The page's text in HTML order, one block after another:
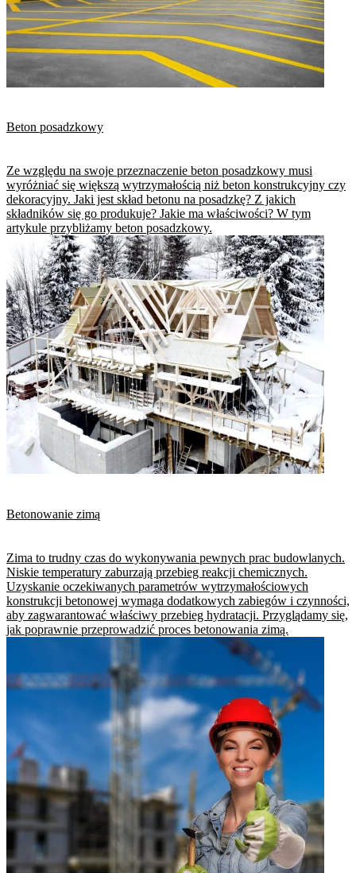
Beton posadzkowy
Ze względu na swoje przeznaczenie beton posadzkowy musi
wyróżniać się większą wytrzymałością niż beton konstrukcyjny czy
dekoracyjny. Jaki jest skład betonu na posadzkę? Z jakich
składników się go produkuje? Jakie ma właściwości? W tym
artykule przybliżamy beton posadzkowy.
Betonowanie zimą
Zima to trudny czas do wykonywania pewnych prac budowlanych.
Niskie temperatury zaburzają przebieg reakcji chemicznych.
Uzyskanie oczekiwanych parametrów wytrzymałościowych
konstrukcji betonowej wymaga dodatkowych zabiegów i czynności,
aby zagwarantować właściwy przebieg hydratacji. Przyglądamy się,
jak poprawnie przeprowadzić proces betonowania zimą.